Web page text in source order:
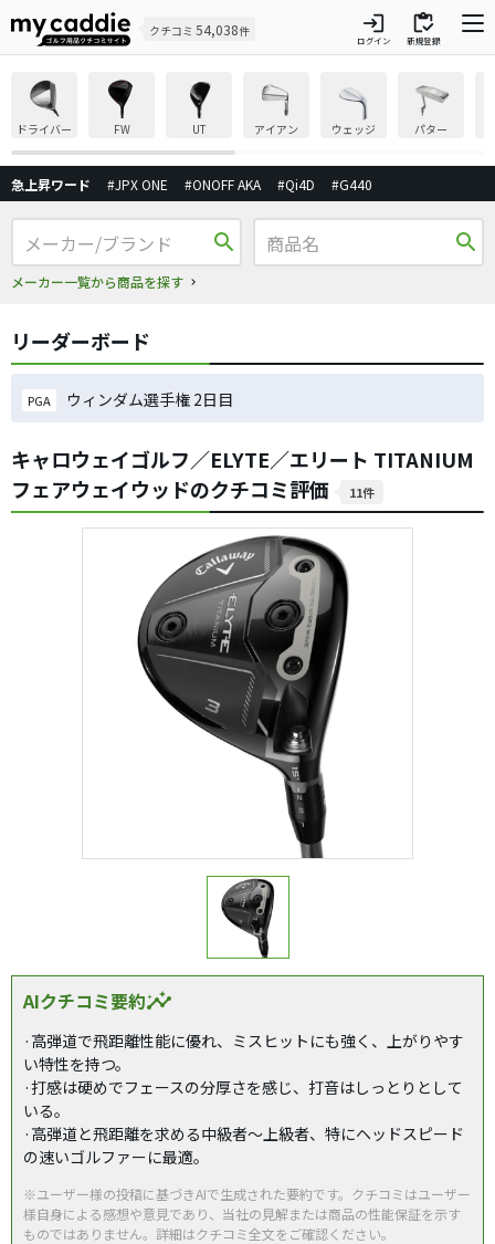
クチコミ 54,038件 login
ログイン
inventory
新規登録
ドライバー FW UT アイアン ウェッジ パター
急上昇ワード #JPX ONE #ONOFF AKA #Qi4D #G440
search
メーカー一覧から商品を探す
search
リーダーボード
PGA ウィンダム選手権 2日目
キャロウェイゴルフ／ELYTE／エリート TITANIUM
フェアウェイウッドのクチコミ評価
11件
AIクチコミ要約insights
·高弾道で飛距離性能に優れ、ミスヒットにも強く、上がりやす
い特性を持つ。
·打感は硬めでフェースの分厚さを感じ、打音はしっとりとして
いる。
·高弾道と飛距離を求める中級者～上級者、特にヘッドスピード
の速いゴルファーに最適。
※ユーザー様の投稿に基づきAIで生成された要約です。クチコミはユーザー
様自身による感想や意見であり、当社の見解または商品の性能保証を示す
ものではありません。詳細はクチコミ全文をご確認ください。